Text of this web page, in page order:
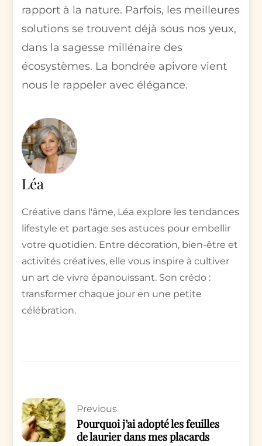
rapport à la nature. Parfois, les meilleures
solutions se trouvent déjà sous nos yeux,
dans la sagesse millénaire des
écosystèmes. La bondrée apivore vient
nous le rappeler avec élégance.
Léa
Créative dans l'âme, Léa explore les tendances
lifestyle et partage ses astuces pour embellir
votre quotidien. Entre décoration, bien-être et
activités créatives, elle vous inspire à cultiver
un art de vivre épanouissant. Son crédo :
transformer chaque jour en une petite
célébration.
Previous
Pourquoi j’ai adopté les feuilles
de laurier dans mes placards